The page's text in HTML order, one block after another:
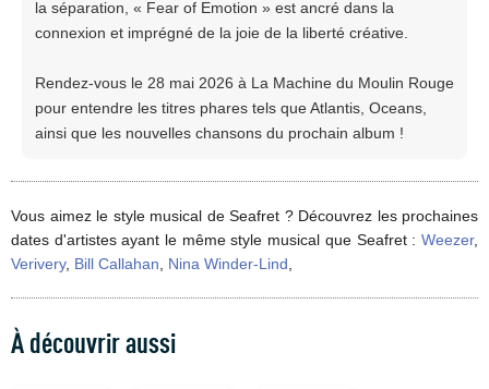
la séparation, « Fear of Emotion » est ancré dans la
connexion et imprégné de la joie de la liberté créative.
Rendez-vous le 28 mai 2026 à La Machine du Moulin Rouge
pour entendre les titres phares tels que Atlantis, Oceans,
ainsi que les nouvelles chansons du prochain album !
Vous aimez le style musical de Seafret ? Découvrez les prochaines
dates d'artistes ayant le même style musical que Seafret : Weezer,
Verivery, Bill Callahan Nina Winder-Lind
À découvrir aussi